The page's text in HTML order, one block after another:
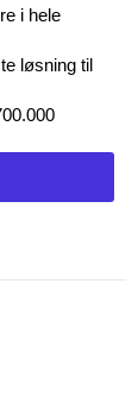
i hele
løsning til